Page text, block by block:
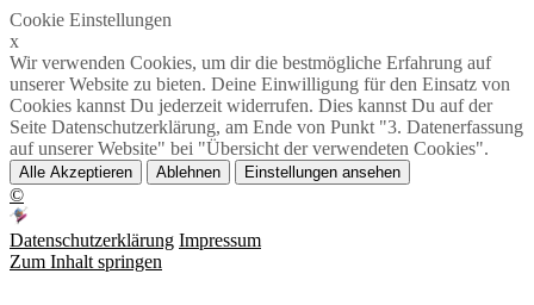
Cookie Einstellungen
x
Wir verwenden Cookies, um dir die bestmögliche Erfahrung auf
unserer Website zu bieten. Deine Einwilligung für den Einsatz von
Cookies kannst Du jederzeit widerrufen. Dies kannst Du auf der
Seite Datenschutzerklärung, am Ende von Punkt "3. Datenerfassung
auf unserer Website" bei "Übersicht der verwendeten Cookies".
Alle Akzeptieren Ablehnen Einstellungen ansehen
©
Datenschutzerklärung Impressum
Zum Inhalt springen